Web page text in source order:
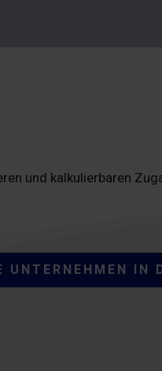
und kalkulierbaren
UNTERNEHMEN IN